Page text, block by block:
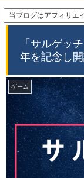
当ブログはアフィリエ
「サルゲッ
年を記念し開
ゲーム